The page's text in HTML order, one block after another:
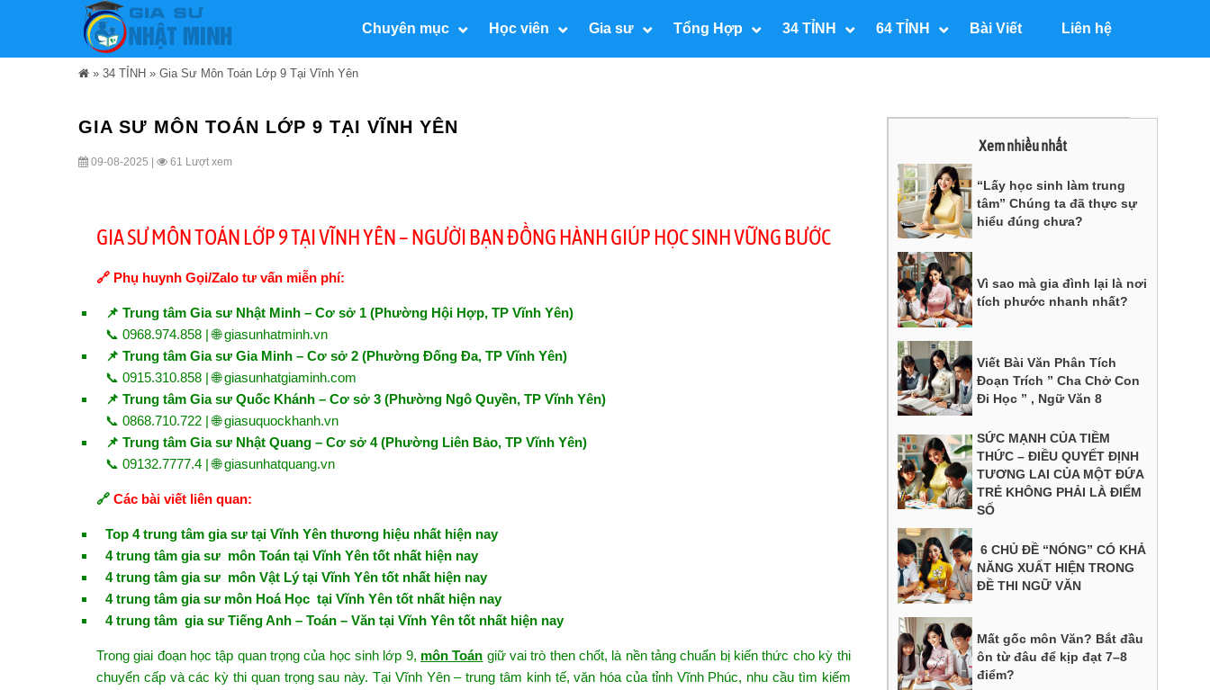
Chuyên mục Học viên Gia sư Tổng Hợp 34 TỈNH 64 TỈNH Bài Viết Liên hệ
» 34 TỈNH » Gia Sư Môn Toán Lớp 9 Tại Vĩnh Yên
GIA SƯ MÔN TOÁN LỚP 9 TẠI VĨNH YÊN
09-08-2025 | 61 Lượt xem
GIA SƯ MÔN TOÁN LỚP 9 TẠI VĨNH YÊN – NGƯỜI BẠN ĐỒNG HÀNH GIÚP HỌC SINH VỮNG BƯỚC
🔗 Phụ huynh Gọi/Zalo tư vấn miễn phí:
📌 Trung tâm Gia sư Nhật Minh – Cơ sở 1 (Phường Hội Hợp, TP Vĩnh Yên)
📞 0968.974.858 | 🌐giasunhatminh.vn
📌 Trung tâm Gia sư Gia Minh – Cơ sở 2 (Phường Đống Đa, TP Vĩnh Yên)
📞 0915.310.858 | 🌐giasunhatgiaminh.com
📌 Trung tâm Gia sư Quốc Khánh – Cơ sở 3 (Phường Ngô Quyền, TP Vĩnh Yên)
📞 0868.710.722 | 🌐giasuquockhanh.vn
📌 Trung tâm Gia sư Nhật Quang – Cơ sở 4 (Phường Liên Bảo, TP Vĩnh Yên)
📞 09132.7777.4 | 🌐giasunhatquang.vn
🔗 Các bài viết liên quan:
Top 4 trung tâm gia sư tại Vĩnh Yên thương hiệu nhất hiện nay
4 trung tâm gia sư môn Toán tại Vĩnh Yên tốt nhất hiện nay
4 trung tâm gia sư môn Vật Lý tại Vĩnh Yên tốt nhất hiện nay
4 trung tâm gia sư môn Hoá Học tại Vĩnh Yên tốt nhất hiện nay
4 trung tâm gia sư Tiếng Anh – Toán – Văn tại Vĩnh Yên tốt nhất hiện nay
Trong giai đoạn học tập quan trọng của học sinh lớp 9, môn Toán giữ vai trò then chốt, là nền tảng chuẩn bị kiến thức cho kỳ thi
chuyển cấp và các kỳ thi quan trọng sau này. Tại Vĩnh Yên – trung tâm kinh tế, văn hóa của tỉnh Vĩnh Phúc, nhu cầu tìm kiếm
Xem nhiều nhất
“Lấy học sinh làm trung
tâm” Chúng ta đã thực sự
hiểu đúng chưa?
Vì sao mà gia đình lại là nơi
tích phước nhanh nhất?
Viết Bài Văn Phân Tích
Đoạn Trích ” Cha Chở Con
Đi Học ” , Ngữ Văn 8
SỨC MẠNH CỦA TIỀM
THỨC – ĐIỀU QUYẾT ĐỊNH
TƯƠNG LAI CỦA MỘT ĐỨA
TRẺ KHÔNG PHẢI LÀ ĐIỂM
SỐ
6 CHỦ ĐỀ “NÓNG” CÓ KHẢ
NĂNG XUẤT HIỆN TRONG
ĐỀ THI NGỮ VĂN
Mất gốc môn Văn? Bắt đầu
ôn từ đâu để kịp đạt 7–8
điểm?